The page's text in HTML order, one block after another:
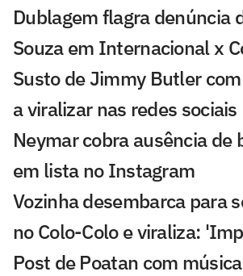
Dublagem flagra denúncia
Souza em Internacional x
Susto de Jimmy Butler
a viralizar nas redes sociais
Neymar cobra ausência de
em lista no Instagram
Vozinha desembarca para
no Colo-Colo e viraliza:
Post de Poatan com